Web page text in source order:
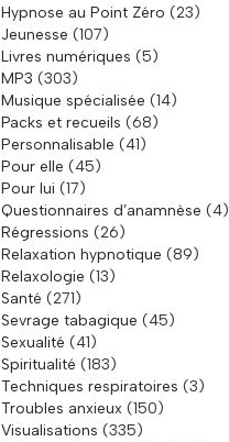
Hypnose au Point Zéro (23)
Jeunesse (107)
Livres numériques (5)
MP3 (303)
Musique spécialisée (14)
Packs et recueils (68)
Personnalisable (41)
Pour elle (45)
Pour lui (17)
Questionnaires d’anamnèse (4)
Régressions (26)
Relaxation hypnotique (89)
Relaxologie (13)
Santé (271)
Sevrage tabagique (45)
Sexualité (41)
Spiritualité (183)
Techniques respiratoires (3)
Troubles anxieux (150)
Visualisations (335)